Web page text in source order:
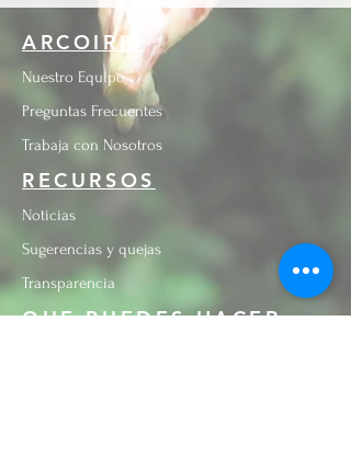
ARCOIRIS
Nuestro Equipo
Preguntas Frecuentes
Trabaja con Nosotros
RECURSOS
Noticias
Sugerencias y quejas
Transparencia
QUE PUEDES HACER